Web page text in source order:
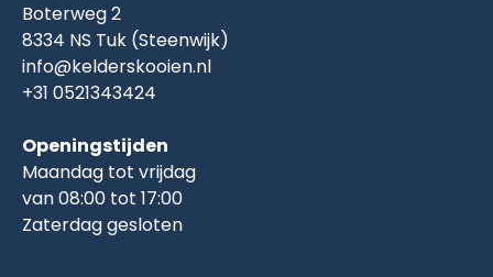
Boterweg 2
8334 NS Tuk (Steenwijk)
info@kelderskooien.nl
+31 0521343424
Openingstijden
Maandag tot vrijdag
van 08:00 tot 17:00
Zaterdag gesloten